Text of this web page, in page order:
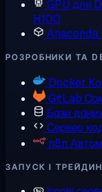
GPU для
H100
Anaconda
РОЗРОБНИКИ ТА
Docker
GitLab
Бази
Сервер
n8n
ЗАПУСК І